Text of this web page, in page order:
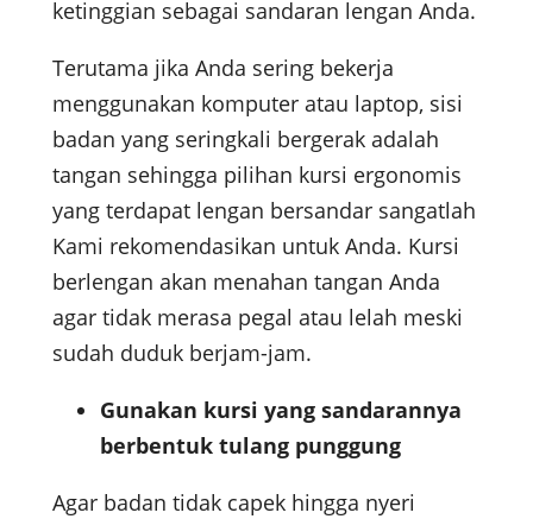
ketinggian sebagai sandaran lengan Anda.
Terutama jika Anda sering bekerja
menggunakan komputer atau laptop, sisi
badan yang seringkali bergerak adalah
tangan sehingga pilihan kursi ergonomis
yang terdapat lengan bersandar sangatlah
Kami rekomendasikan untuk Anda. Kursi
berlengan akan menahan tangan Anda
agar tidak merasa pegal atau lelah meski
sudah duduk berjam-jam.
Gunakan kursi yang sandarannya
berbentuk tulang punggung
Agar badan tidak capek hingga nyeri